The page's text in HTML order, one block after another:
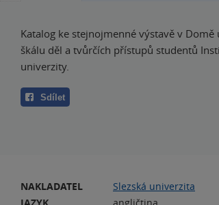
Katalog ke stejnojmenné výstavě v
škálu děl a tvůrčích přístupů studentů
univerzity.
Sdílet
NAKLADATEL
Slezská univerzita